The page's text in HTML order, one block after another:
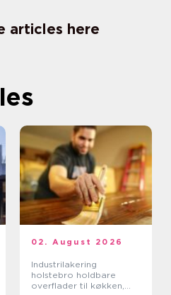
articles here
02. August 2026
Industrilakering
holstebro holdbare
overflader til køkken,